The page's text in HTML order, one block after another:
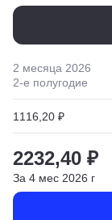
2 месяца 2026
2-е полугодие
1116,20 ₽
2232,40 ₽
За 4 мес 2026 г